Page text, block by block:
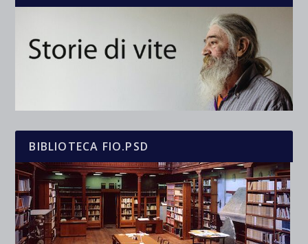
BIBLIOTECA FIO.PSD